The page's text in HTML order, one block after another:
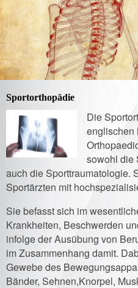
Sportorthopädie
Die
englischen
sowohl die
auch die Sporttraumatologie.
Sportärzten mit
Sie befasst sich im
Krankheiten, Beschwerden
infolge der Ausübung von
im Zusammenhang damit.
Gewebe des
Bänder, Sehnen,Knorpel,